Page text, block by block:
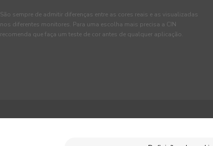
São sempre de admitir diferenças entre as cores reais e as visualizadas
nos diferentes monitores. Para uma escolha mais precisa a CIN
recomenda que faça um teste de cor antes de qualquer aplicação.